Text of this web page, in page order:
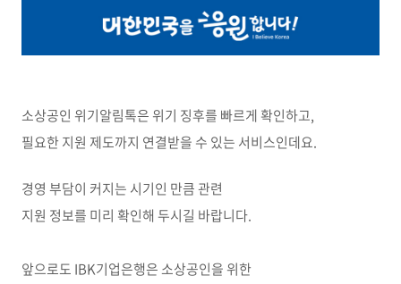
소상공인 위기알림톡은 위기 징후를 빠르게 확인하고,
필요한 지원 제도까지 연결받을 수 있는 서비스인데요.
경영 부담이 커지는 시기인 만큼 관련
지원 정보를 미리 확인해 두시길 바랍니다.
앞으로도 IBK기업은행은 소상공인을 위한